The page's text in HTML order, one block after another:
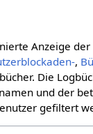
Anzeige der
,
Die
und der
gefiltert